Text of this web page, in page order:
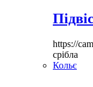
https://
срібла
Кольє